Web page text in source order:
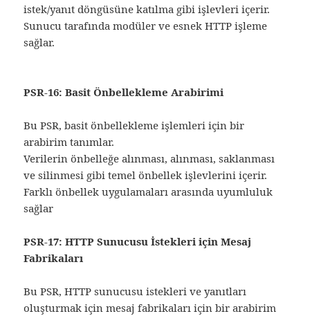
istek/yanıt döngüsüne katılma gibi işlevleri içerir.
Sunucu tarafında modüler ve esnek HTTP işleme
sağlar.
PSR-16: Basit Önbellekleme Arabirimi
Bu PSR, basit önbellekleme işlemleri için bir
arabirim tanımlar.
Verilerin önbelleğe alınması, alınması, saklanması
ve silinmesi gibi temel önbellek işlevlerini içerir.
Farklı önbellek uygulamaları arasında uyumluluk
sağlar
PSR-17: HTTP Sunucusu İstekleri için Mesaj
Fabrikaları
Bu PSR, HTTP sunucusu istekleri ve yanıtları
oluşturmak için mesaj fabrikaları için bir arabirim